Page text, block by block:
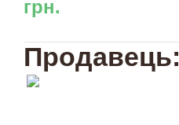
грн.
Продавець: